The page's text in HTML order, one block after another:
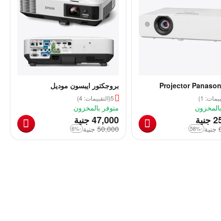
Projector
1)
جنية
جنية -58%
بروجكتور ايبسون موديل
POWERLITE 1945W
5(التقييمات: 4)
متوفر بالمخزون
جنية47,000
جنية 50,000
-6%